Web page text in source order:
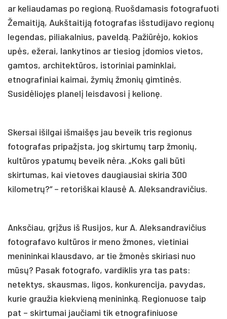
ar keliaudamas po regioną. Ruošdamasis fotografuoti
Žemaitiją, Aukštaitiją fotografas išstudijavo regionų
legendas, piliakalnius, paveldą. Pažiūrėjo, kokios
upės, ežerai, lankytinos ar tiesiog įdomios vietos,
gamtos, architektūros, istoriniai paminklai,
etnografiniai kaimai, žymių žmonių gimtinės.
Susidėliojęs planelį leisdavosi į kelionę.
Skersai išilgai išmaišęs jau beveik tris regionus
fotografas pripažįsta, jog skirtumų tarp žmonių,
kultūros ypatumų beveik nėra. „Koks gali būti
skirtumas, kai vietoves daugiausiai skiria 300
kilometrų?“ – retoriškai klausė A. Aleksandravičius.
Anksčiau, grįžus iš Rusijos, kur A. Aleksandravičius
fotografavo kultūros ir meno žmones, vietiniai
menininkai klausdavo, ar tie žmonės skiriasi nuo
mūsų? Pasak fotografo, vardiklis yra tas pats:
netektys, skausmas, ligos, konkurencija, pavydas,
kurie graužia kiekvieną menininką. Regionuose taip
pat – skirtumai jaučiami tik etnografiniuose